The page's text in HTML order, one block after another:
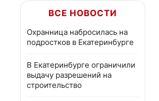
ВСЕ НОВОСТИ
Охранница набросилась на
подростков в Екатеринбурге
В Екатеринбурге ограничили
выдачу разрешений на
строительство